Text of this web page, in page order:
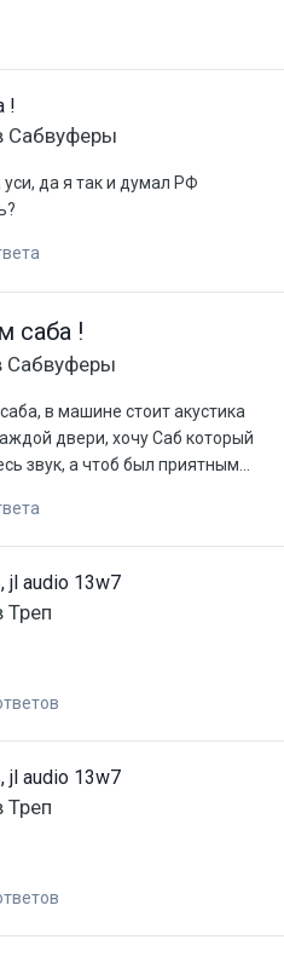
!
Сабвуферы
да я так и думал РФ
саба !
Сабвуферы
в машине стоит акустика
двери, хочу Саб который
звук, а чтоб был приятным...
jl audio 13w7
Треп
jl audio 13w7
Треп